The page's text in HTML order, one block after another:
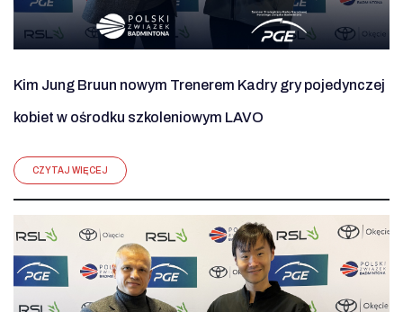
Kim Jung Bruun nowym Trenerem Kadry gry pojedynczej
kobiet w ośrodku szkoleniowym LAVO
CZYTAJ WIĘCEJ